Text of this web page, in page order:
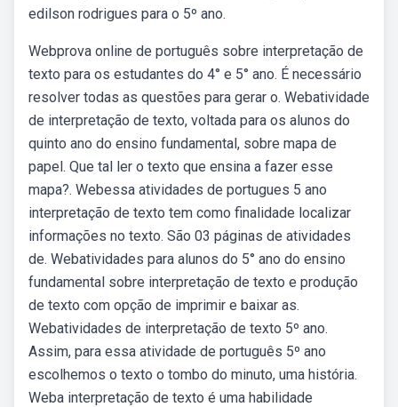
edilson rodrigues para o 5º ano.
Webprova online de português sobre interpretação de
texto para os estudantes do 4° e 5° ano. É necessário
resolver todas as questões para gerar o. Webatividade
de interpretação de texto, voltada para os alunos do
quinto ano do ensino fundamental, sobre mapa de
papel. Que tal ler o texto que ensina a fazer esse
mapa?. Webessa atividades de portugues 5 ano
interpretação de texto tem como finalidade localizar
informações no texto. São 03 páginas de atividades
de. Webatividades para alunos do 5° ano do ensino
fundamental sobre interpretação de texto e produção
de texto com opção de imprimir e baixar as.
Webatividades de interpretação de texto 5º ano.
Assim, para essa atividade de português 5º ano
escolhemos o texto o tombo do minuto, uma história.
Weba interpretação de texto é uma habilidade